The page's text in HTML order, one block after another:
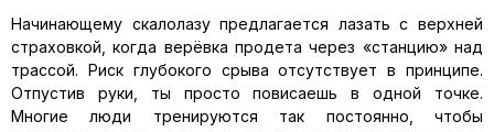
Начинающему скалолазу предлагается лазать с верхней
страховкой, когда верёвка продета через «станцию» над
трассой. Риск глубокого срыва отсутствует в принципе.
Отпустив руки, ты просто повисаешь в одной точке.
Многие люди тренируются так постоянно, чтобы